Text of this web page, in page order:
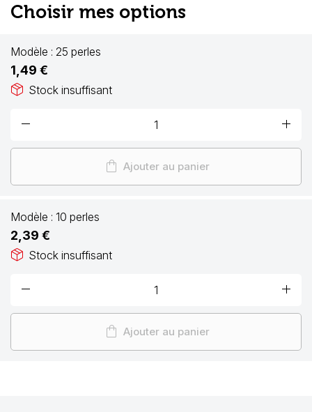
Choisir mes options
Modèle : 25 perles
1,49 €
package_2 Stock insuffisant
remove add
shopping_bag Ajouter au panier
Modèle : 10 perles
2,39 €
package_2 Stock insuffisant
remove add
shopping_bag Ajouter au panier